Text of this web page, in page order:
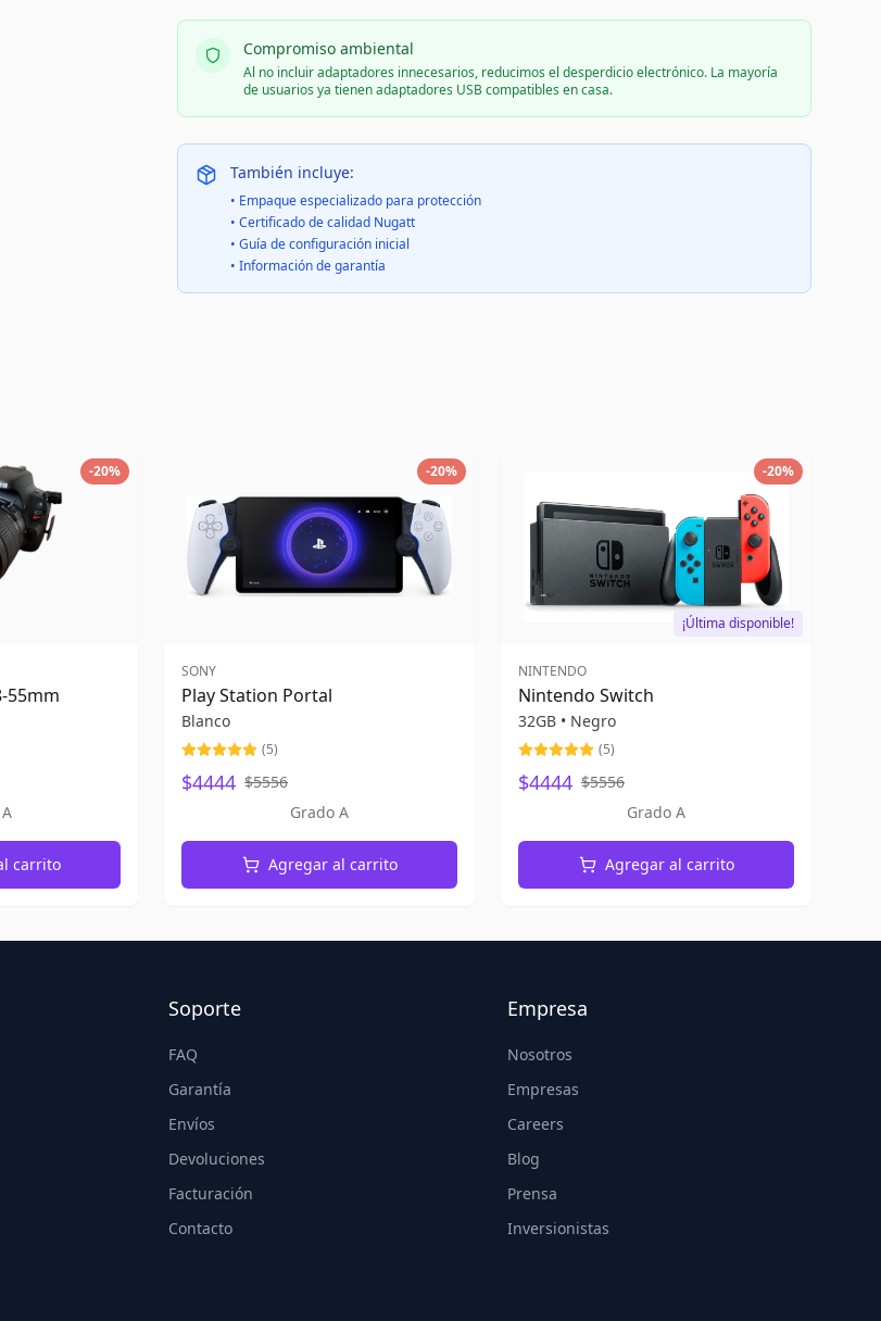
Compromiso ambiental
Al no incluir adaptadores innecesarios, reducimos el desperdicio electrónico. La mayoría
de usuarios ya tienen adaptadores USB compatibles en casa.
También incluye:
• Empaque especializado para protección
• Certificado de calidad Nugatt
• Guía de configuración inicial
• Información de garantía
-20%
55mm
carrito
-20%
SONY
Play Station Portal
Blanco
(5)
$4444 $5556
Grado A
Agregar al carrito
-20%
¡Última disponible!
NINTENDO
Nintendo Switch
32GB • Negro
(5)
$4444 $5556
Grado A
Agregar al carrito
Soporte
FAQ
Garantía
Envíos
Devoluciones
Facturación
Contacto
Empresa
Nosotros
Empresas
Careers
Blog
Prensa
Inversionistas